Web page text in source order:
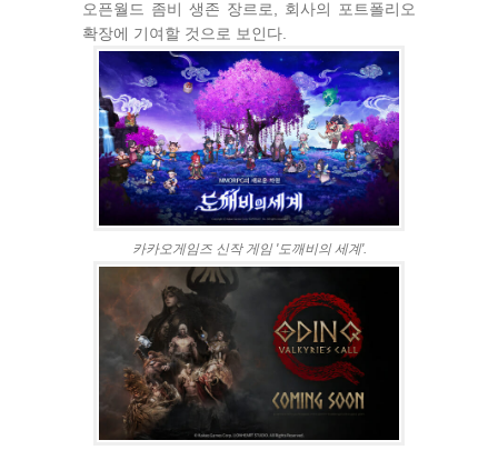
오픈월드 좀비 생존 장르로, 회사의 포트폴리오
확장에 기여할 것으로 보인다.
카카오게임즈 신작 게임 '도깨비의 세계'.